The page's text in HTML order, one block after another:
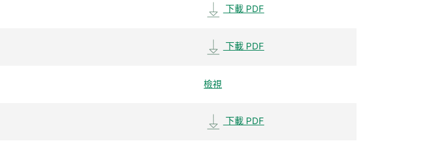
下載 PDF
下載 PDF
檢視
下載 PDF